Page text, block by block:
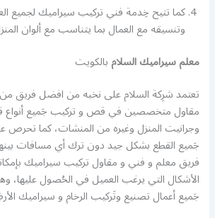
كما تتيح خِدمة فني تركيب سيراميك لجميع
وتنسيقه مع العمال بما يتناسب مع ألوان
معلم سيراميك السلامبالكويت
تعتمد شرِكة السلام على نخبه من افضل فريق
مقاول متخصصين في قص و تركيب جَميع أنواع
وجرانيت المنزل وغيره من المنشات، كما تحرص
جَميع القطع بشكل جيد دون ترك أي مسافات
فريق معلم و فني و مقاول تركيب سيراميك
الأشكال التي يرغب العميل في الحُصول عليها،
جَميع أعمال تصنيع وتَركيب الرخام و سيراميك